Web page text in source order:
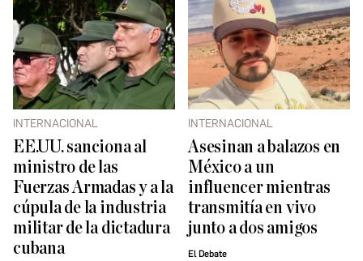
INTERNACIONAL
EE.UU. sanciona al
ministro de las
Fuerzas Armadas y a la
cúpula de la industria
militar de la dictadura
cubana
INTERNACIONAL
Asesinan a balazos en
México a un
influencer mientras
transmitía en vivo
junto a dos amigos
El Debate